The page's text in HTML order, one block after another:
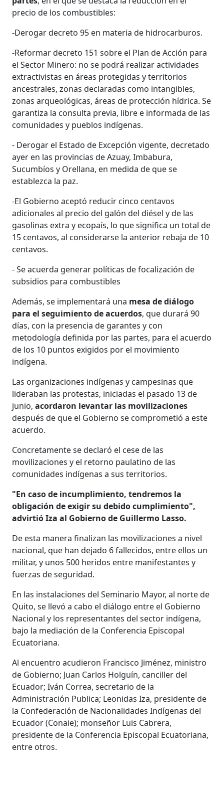
precio de los combustibles:
-Derogar decreto 95 en materia de hidrocarburos.
-Reformar decreto 151 sobre el Plan de Acción para
el Sector Minero: no se podrá realizar actividades
extractivistas en áreas protegidas y territorios
ancestrales, zonas declaradas como intangibles,
zonas arqueológicas, áreas de protección hídrica. Se
garantiza la consulta previa, libre e informada de las
comunidades y pueblos indígenas.
- Derogar el Estado de Excepción vigente, decretado
ayer en las provincias de Azuay, Imbabura,
Sucumbíos y Orellana, en medida de que se
establezca la paz.
-El Gobierno aceptó reducir cinco centavos
adicionales al precio del galón del diésel y de las
gasolinas extra y ecopaís, lo que significa un total de
15 centavos, al considerarse la anterior rebaja de 10
centavos.
- Se acuerda generar políticas de focalización de
subsidios para combustibles
Además, se implementará una mesa de diálogo
para el seguimiento de acuerdos, que durará 90
días, con la presencia de garantes y con
metodología definida por las partes, para el acuerdo
de los 10 puntos exigidos por el movimiento
indígena.
Las organizaciones indígenas y campesinas que
lideraban las protestas, iniciadas el pasado 13 de
junio,acordaron levantar las movilizaciones
después de que el Gobierno se comprometió a este
acuerdo.
Concretamente se declaró el cese de las
movilizaciones y el retorno paulatino de las
comunidades indígenas a sus territorios.
"En caso de incumplimiento, tendremos la
obligación de exigir su debido cumplimiento",
advirtió Iza al Gobierno de Guillermo Lasso.
De esta manera finalizan las movilizaciones a nivel
nacional, que han dejado 6 fallecidos, entre ellos un
militar, y unos 500 heridos entre manifestantes y
fuerzas de seguridad.
En las instalaciones del Seminario Mayor, al norte de
Quito, se llevó a cabo el diálogo entre el Gobierno
Nacional y los representantes del sector indígena,
bajo la mediación de la Conferencia Episcopal
Ecuatoriana.
Al encuentro acudieron Francisco Jiménez, ministro
de Gobierno; Juan Carlos Holguín, canciller del
Ecuador; Iván Correa, secretario de la
Administración Publica; Leonidas Iza, presidente de
la Confederación de Nacionalidades Indígenas del
Ecuador (Conaie); monseñor Luis Cabrera,
presidente de la Conferencia Episcopal Ecuatoriana,
entre otros.